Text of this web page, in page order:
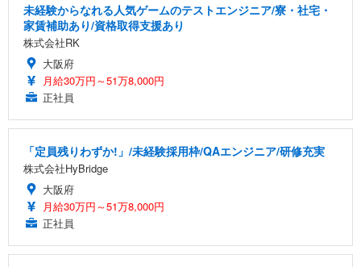
未経験からなれる人気ゲームのテストエンジニア/寮・社宅・
家賃補助あり/資格取得支援あり
株式会社RK
大阪府
月給30万円～51万8,000円
正社員
「定員残りわずか!」/未経験採用枠/QAエンジニア/研修充実
株式会社HyBridge
大阪府
月給30万円～51万8,000円
正社員